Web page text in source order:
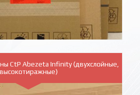
CtP Abezeta Infinity (двухслойные,
высокотиражные)